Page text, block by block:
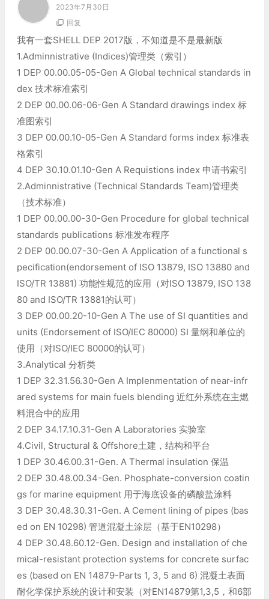
2023年7月30日
回复
我有一套SHELL DEP 2017版，不知道是不是最新版
1.Adminnistrative (Indices)管理类（索引）
1 DEP 00.00.05-05-Gen A Global technical standards in
dex 技术标准索引
2 DEP 00.00.06-06-Gen A Standard drawings index 标
准图索引
3 DEP 00.00.10-05-Gen A Standard forms index 标准表
格索引
4 DEP 30.10.01.10-Gen A Requistions index 申请书索引
2.Adminnistrative (Technical Standards Team)管理类
（技术标准）
1 DEP 00.00.00-30-Gen Procedure for global technical
standards publications 标准发布程序
2 DEP 00.00.07-30-Gen A Application of a functional s
pecification(endorsement of ISO 13879, ISO 13880 and
ISO/TR 13881) 功能性规范的应用（对ISO 13879, ISO 138
80 and ISO/TR 13881的认可）
3 DEP 00.00.20-10-Gen A The use of SI quantities and
units (Endorsement of ISO/IEC 80000) SI 量纲和单位的
使用（对ISO/IEC 80000的认可）
3.Analytical 分析类
1 DEP 32.31.56.30-Gen A Implenmentation of near-infr
ared systems for main fuels blending 近红外系统在主燃
料混合中的应用
2 DEP 34.17.10.31-Gen A Laboratories 实验室
4.Civil, Structural & Offshore土建，结构和平台
1 DEP 30.46.00.31-Gen. A Thermal insulation 保温
2 DEP 30.48.00.34-Gen. Phosphate-conversion coatin
gs for marine equipment 用于海底设备的磷酸盐涂料
3 DEP 30.48.30.31-Gen. A Cement lining of pipes (bas
ed on EN 10298) 管道混凝土涂层（基于EN10298）
4 DEP 30.48.60.12-Gen. Design and installation of che
mical-resistant protection systems for concrete surfac
es (based on EN 14879-Parts 1, 3, 5 and 6) 混凝土表面
耐化学保护系统的设计和安装（对EN14879第1,3,5，和6部